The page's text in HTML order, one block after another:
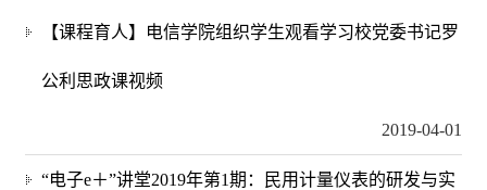
【课程育人】电信学院组织学生观看学习校党委书记罗
公利思政课视频
2019-04-01
“电子e＋”讲堂2019年第1期：民用计量仪表的研发与实